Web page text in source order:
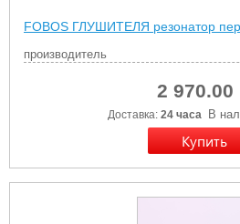
FOBOS ГЛУШИТЕЛЯ резонатор
производитель
2 970.00
Доставка: 24 часа В